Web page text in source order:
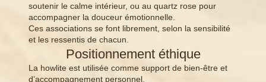
soutenir le calme intérieur, ou au quartz rose pour
accompagner la douceur émotionnelle.
Ces associations se font librement, selon la sensibilité
et les ressentis de chacun.
Positionnement éthique
La howlite est utilisée comme support de bien-être et
d’accompagnement personnel.